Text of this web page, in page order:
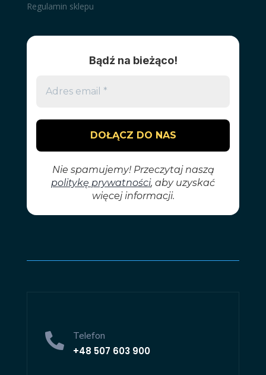
Regulamin sklepu
 Telefon
+48 507 603 900